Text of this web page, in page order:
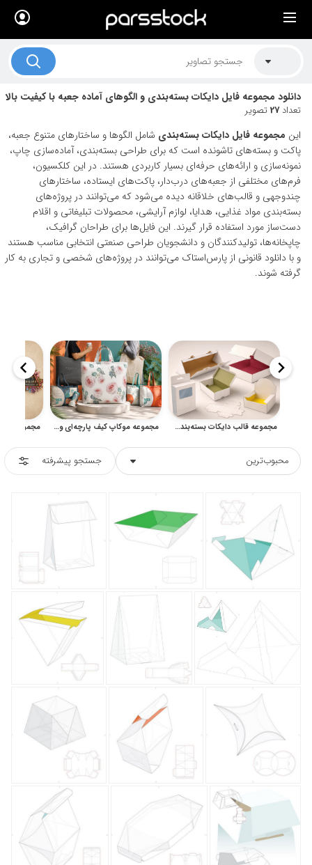
دانلود مجموعه فایل دایکات بسته‌بندی و الگوهای آماده جعبه با کیفیت بالا
تعداد27تصویر
این مجموعه فایل دایکات بسته‌بندی شامل الگوها و ساختارهای متنوع جعبه،
پاکت و بسته‌های تاشونده است که برای طراحی بسته‌بندی، آماده‌سازی چاپ،
نمونه‌سازی و ارائه‌های حرفه‌ای بسیار کاربردی هستند. در این کلکسیون،
فرم‌های مختلفی از جعبه‌های درب‌دار، پاکت‌های ایستاده، ساختارهای
چندوجهی و قالب‌های خلاقانه دیده می‌شود که می‌توانند در پروژه‌های
بسته‌بندی مواد غذایی، هدایا، لوازم آرایشی، محصولات تبلیغاتی و اقلام
دست‌ساز مورد استفاده قرار گیرند. این فایل‌ها برای طراحان گرافیک،
چاپخانه‌ها، تولیدکنندگان و دانشجویان طراحی صنعتی انتخابی مناسب هستند
و با دانلود قانونی از پارس‌استاک می‌توانند در پروژه‌های شخصی و تجاری به کار
گرفته شوند.
مجموعه قالب دایکات بسته‌بندی برای جعبه، پاکت و محصولات چاپی مجموعه موکاپ کیف پارچه‌ای و اقلام تبلیغاتی آماده طراحی
محبوب‌ترین جستجو پیشرفته
× لیست قیمت ها
موضوعات تصاویر
دکوراسیون و فضاها
هنرمندان ایرانی
کسب درآمد از فروش تصاویر
021 28428845
تماس با ما
بلاگ پارس استاک